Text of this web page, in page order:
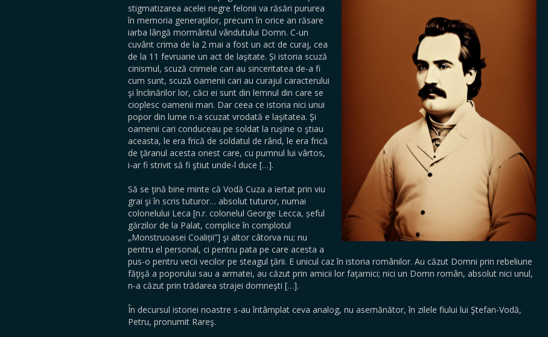
stigmatizarea acelei negre felonii va răsări pururea
în memoria generaţiilor, precum în orice an răsare
iarba lângă mormântul vândutului Domn. C-un
cuvânt crima de la 2 mai a fost un act de curaj, cea
de la 11 fevruarie un act de laşitate. Și istoria scuză
cinismul, scuză crimele cari au sinceritatea de-a fi
cum sunt, scuză oamenii cari au curajul caracterului
şi înclinărilor lor, căci ei sunt din lemnul din care se
cioplesc oamenii mari. Dar ceea ce istoria nici unui
popor din lume n-a scuzat vrodată e laşitatea. Şi
oamenii cari conduceau pe soldat la ruşine o ştiau
aceasta, le era frică de soldatul de rând, le era frică
de ţăranul acesta onest care, cu pumnul lui vârtos,
i-ar fi strivit să fi ştiut unde-l duce […].
Să se ţină bine minte că Vodă Cuza a iertat prin viu
grai şi în scris tuturor… absolut tuturor, numai
colonelului Leca [n.r. colonelul George Lecca, șeful
gărzilor de la Palat, complice în complotul
„Monstruoasei Coaliții”] şi altor câtorva nu; nu
pentru el personal, ci pentru pata pe care acesta a
pus-o pentru vecii vecilor pe steagul ţării. E unicul caz în istoria românilor. Au căzut Domni prin rebeliune
făţişă a poporului sau a armatei, au căzut prin amicii lor faţarnici; nici un Domn român, absolut nici unul,
n-a căzut prin trădarea strajei domneşti […].
În decursul istoriei noastre s-au întâmplat ceva analog, nu asemănător, în zilele fiului lui Ştefan-Vodă,
Petru, pronumit Rareş.